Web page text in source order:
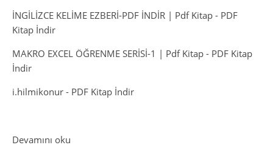
İNGİLİZCE KELİME EZBERİ-PDF İNDİR | Pdf Kitap - PDF
Kitap İndir
MAKRO EXCEL ÖĞRENME SERİSİ-1 | Pdf Kitap - PDF Kitap
İndir
i.hilmikonur - PDF Kitap İndir
Devamını oku